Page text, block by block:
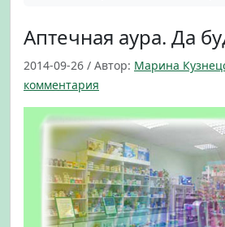
Аптечная аура. Да
2014-09-26 / Автор: Марина
комментария
а
п
и
с
и
А
п